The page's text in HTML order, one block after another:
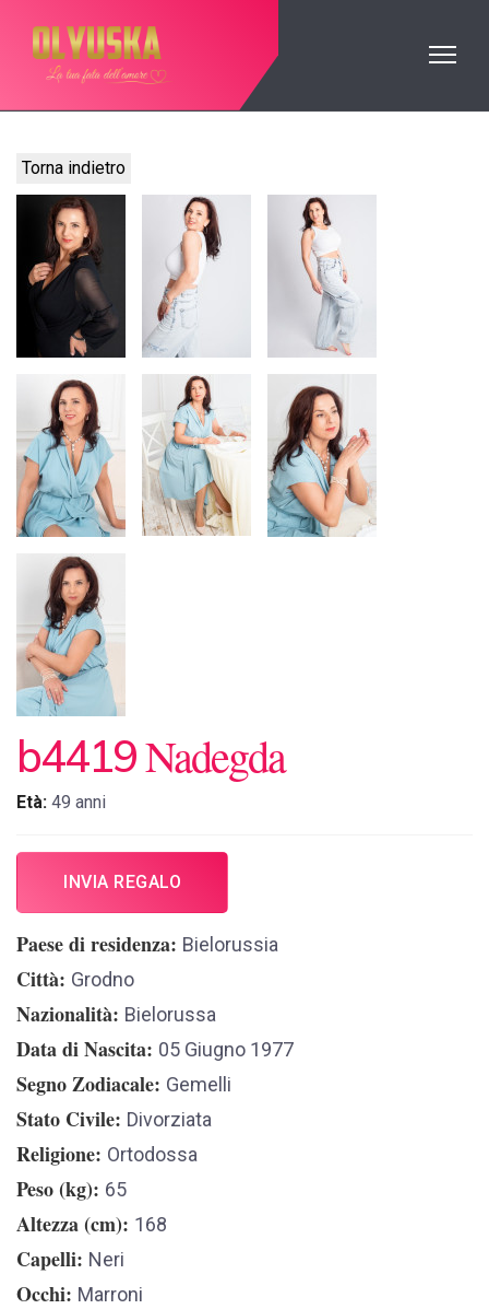
Torna indietro
b4419Nadegda
Età: 49 anni
INVIA REGALO
Paese di residenza Bielorussia
Città Grodno
Nazionalità Bielorussa
Data di Nascita 05 Giugno 1977
Segno Zodiacale Gemelli
Stato Civile Divorziata
Religione Ortodossa
Peso (kg) 65
Altezza (cm) 168
Capelli Neri
Occhi Marroni